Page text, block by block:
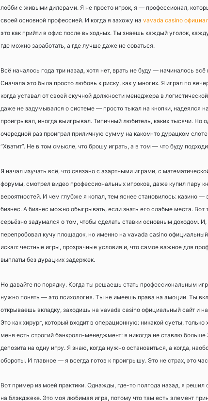
лобби с живыми дилерами. Я не просто игрок, я — профессионал,
своей основной профессией. И когда я захожу на vavada casino
это как прийти в офис после выходных. Ты знаешь каждый уголок,
где можно заработать, а где лучше даже не соваться.
Всё началось года три назад, хотя нет, врать не буду — начиналось
Сначала это была просто любовь к риску, как у многих. Я играл по
когда уставал от своей скучной должности менеджера в
даже не задумывался о системе — просто тыкал на кнопки, надеялся
проигрывал, иногда выигрывал. Типичный любитель, каких тысячи. Но
очередной раз проиграл приличную сумму на каком-то дурацком
“Хватит”. Не в том смысле, что брошу играть, а в том — что буду
Я начал изучать всё, что связано с азартными играми, с
форумы, смотрел видео профессиональных игроков, даже купил пару
вероятностей. И чем глубже я копал, тем яснее становилось: казино —
бизнес. А бизнес можно обыгрывать, если знать его слабые места. Вот
серьёзно задумался о том, чтобы сделать ставки основным доходом. И,
перепробовал кучу площадок, но именно на vavada casino
искал: честные игры, прозрачные условия и, что самое важное для
выплаты без дурацких задержек.
Но давайте по порядку. Когда ты решаешь стать профессиональным
нужно понять — это психология. Ты не имеешь права на эмоции. Ты
открываешь вкладку, заходишь на vavada casino официальный сайт и
Это как хирург, который входит в операционную: никакой суеты, только
меня есть строгий банкролл-менеджмент: я никогда не ставлю больше
депозита на одну игру. Я знаю, когда нужно остановиться, а когда,
обороты. И главное — я всегда готов к проигрышу. Это не страх, это
Вот пример из моей практики. Однажды, где-то полгода назад, я решил
на блэкджеке. Это моя любимая игра, потому что там есть элемент